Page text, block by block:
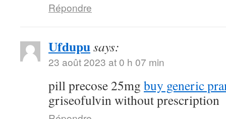
Répondre
Ufdupusays:
23 août 2023 at 0 h 07 min
pill precose 25mg buy generic
griseofulvin without prescription